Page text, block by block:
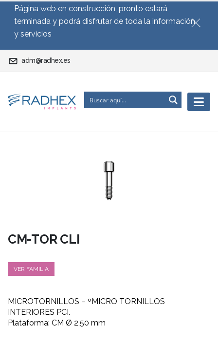
Página web en construcción, pronto estará
terminada y podrá disfrutar de toda la información
y servicios
adm@radhex.es
CM-TOR CLI
VER FAMILIA
MICROTORNILLOS – ºMICRO TORNILLOS
INTERIORES PCI.
Plataforma: CM Ø 2,50 mm